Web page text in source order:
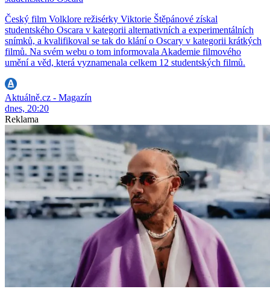
Český film Volklore režisérky Viktorie Štěpánové získal
studentského Oscara v kategorii alternativních a experimentálních
snímků, a kvalifikoval se tak do klání o Oscary v kategorii krátkých
filmů. Na svém webu o tom informovala Akademie filmového
umění a věd, která vyznamenala celkem 12 studentských filmů.
Aktuálně.cz - Magazín
dnes, 20:20
Reklama